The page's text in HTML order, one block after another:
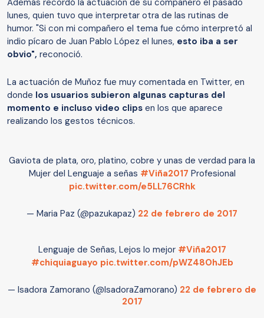
Además recordó la actuación de su compañero el pasado
lunes, quien tuvo que interpretar otra de las rutinas de
humor. "Si con mi compañero el tema fue cómo interpretó al
indio pícaro de Juan Pablo López el lunes, esto iba a ser
obvio", reconoció.
La actuación de Muñoz fue muy comentada en Twitter, en
donde los usuarios subieron algunas capturas del
momento e incluso video clips en los que aparece
realizando los gestos técnicos.
Gaviota de plata, oro, platino, cobre y unas de verdad para la
Mujer del Lenguaje a señas #Viña2017 Profesional
pic.twitter.com/e5LL76CRhk
— Maria Paz (@pazukapaz) 22 de febrero de 2017
Lenguaje de Señas, Lejos lo mejor #Viña2017
#chiquiaguayo pic.twitter.com/pWZ48OhJEb
— Isadora Zamorano (@IsadoraZamorano) 22 de febrero de
2017